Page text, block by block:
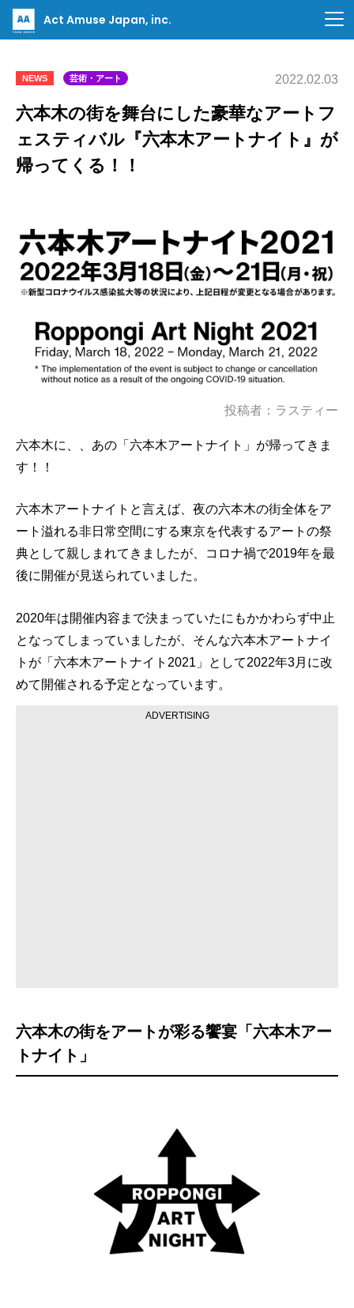
Act Amuse Japan, inc.
NEWS 芸術・アート 2022.02.03
六本木の街を舞台にした豪華なアートフ
ェスティバル『六本木アートナイト』が
帰ってくる！！
投稿者：ラスティー
六本木に、、あの「六本木アートナイト」が帰ってきま
す！！
六本木アートナイトと言えば、夜の六本木の街全体をア
ート溢れる非日常空間にする東京を代表するアートの祭
典として親しまれてきましたが、コロナ禍で2019年を最
後に開催が見送られていました。
2020年は開催内容まで決まっていたにもかかわらず中止
となってしまっていましたが、そんな六本木アートナイ
トが「六本木アートナイト2021」として2022年3月に改
めて開催される予定となっています。
ADVERTISING
六本木の街をアートが彩る饗宴「六本木アー
トナイト」